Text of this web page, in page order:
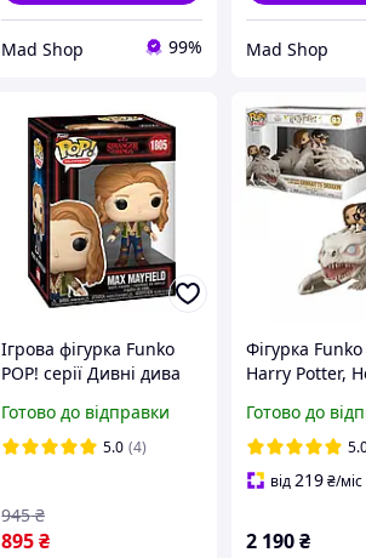
Mad Shop 99% Mad Shop
Ігрова фігурка Funko
POP! серії Дивні дива
- Макс 90288
Готово до відправки
5.0 (4)
895₴
945 ₴
Фігурка
Harry Potter,
Ironbelly /
Гаррі Поттер
Готово до
від 219 ₴/міс
2 190 ₴